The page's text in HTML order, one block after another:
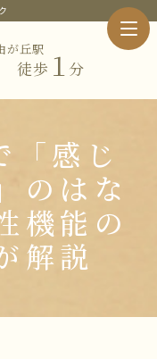
が丘駅
徒歩１ 分
療）
感じ
のはな
機能の
解説